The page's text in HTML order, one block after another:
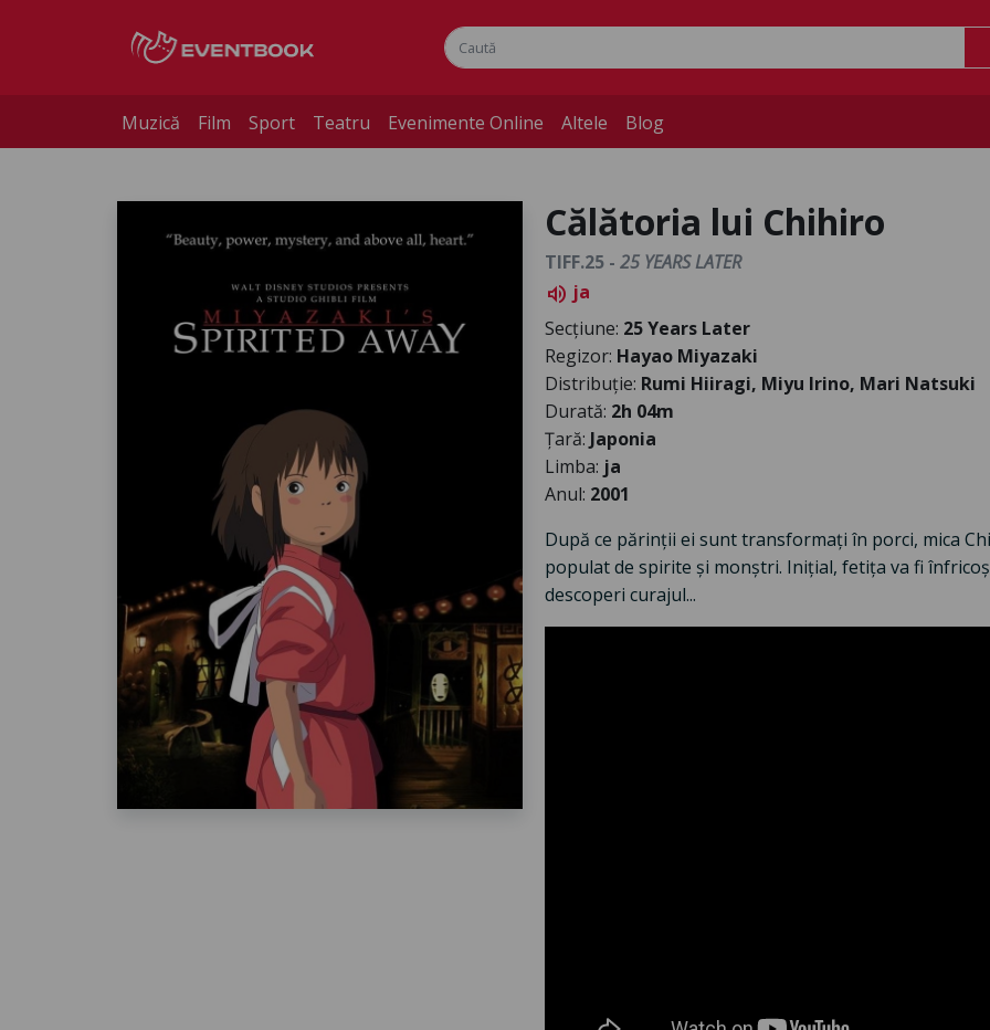
Muzică Film Sport Teatru Evenimente Online Altele Blog
Călătoria lui Chihiro
TIFF.25 - 25 YEARS LATER
volume_up ja
Secțiune: 25 Years Later
Regizor: Hayao Miyazaki
Distribuție: Rumi Hiiragi, Miyu Irino, Mari Natsuki
Durată: 2h 04m
Țară: Japonia
Limba: ja
Anul: 2001
După ce părinţii ei sunt transformaţi în porci, mica
populat de spirite şi monştri. Iniţial, fetiţa va fi
descoperi curajul...